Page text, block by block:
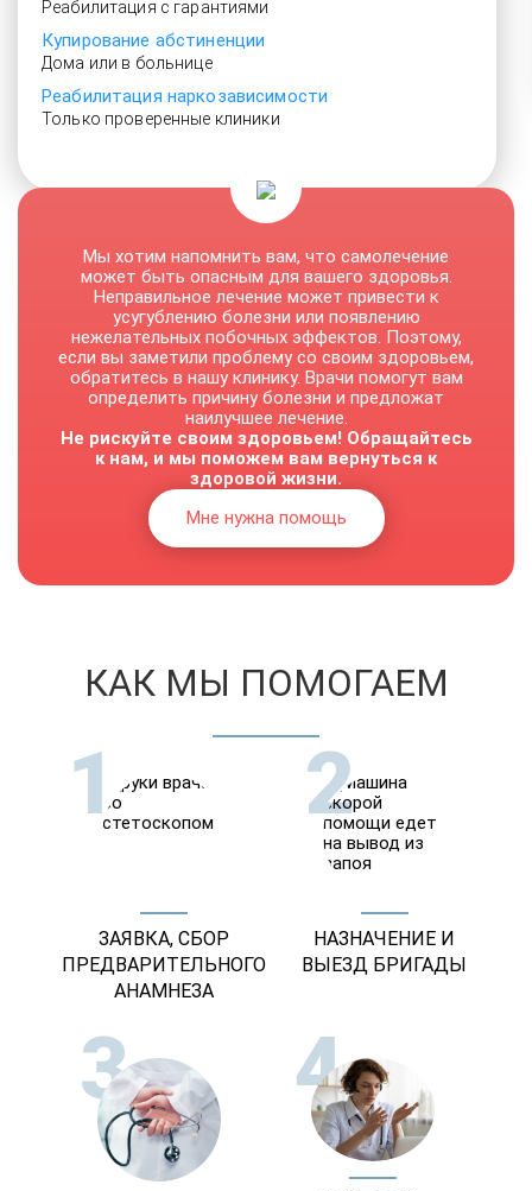
Реабилитация с гарантиями
Купирование абстиненции
Дома или в больнице
Реабилитация наркозависимости
Только проверенные клиники
Мы хотим напомнить вам, что самолечение
может быть опасным для вашего здоровья.
Неправильное лечение может привести к
усугублению болезни или появлению
нежелательных побочных эффектов. Поэтому,
если вы заметили проблему со своим здоровьем,
обратитесь в нашу клинику. Врачи помогут вам
определить причину болезни и предложат
наилучшее лечение.
Не рискуйте своим здоровьем! Обращайтесь
к нам, и мы поможем вам вернуться к
здоровой жизни.
Мне нужна помощь
КАК МЫ ПОМОГАЕМ
1
ЗАЯВКА, СБОР
ПРЕДВАРИТЕЛЬНОГО
АНАМНЕЗА
2
НАЗНАЧЕНИЕ И
ВЫЕЗД БРИГАДЫ
3 4